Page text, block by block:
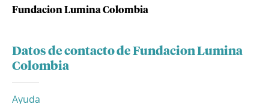
Fundacion Lumina Colombia
Datos de contacto de Fundacion Lumina
Colombia
Ayuda